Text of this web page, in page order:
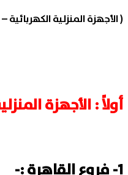
( الأجهزة المنزلية الكهربائية
أولاً : الأجهزة
1- فروع القاهرة :-